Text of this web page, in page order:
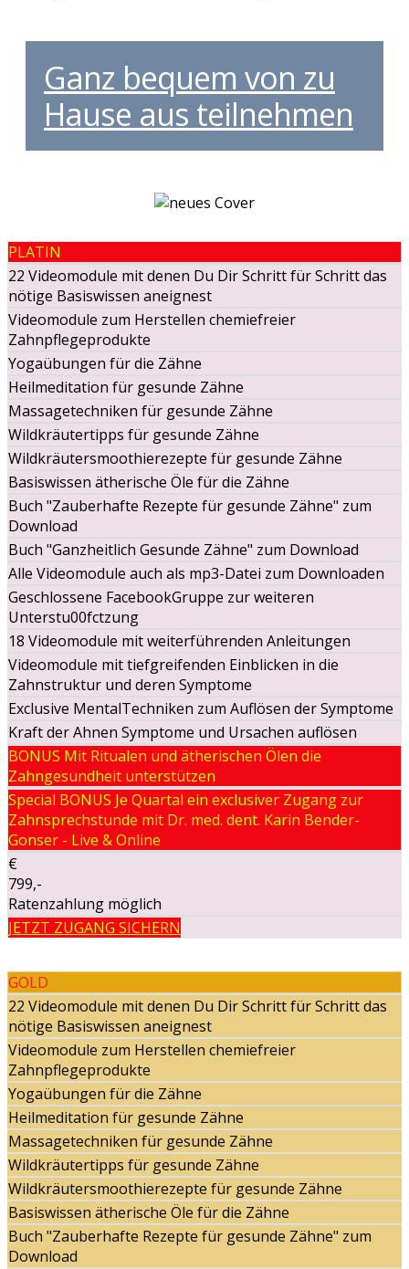
Ganz bequem von zu
Hause aus teilnehmen
PLATIN
22 Videomodule mit denen Du Dir Schritt für Schritt das
nötige Basiswissen aneignest
Videomodule zum Herstellen chemiefreier
Zahnpflegeprodukte
Yogaübungen für die Zähne
Heilmeditation für gesunde Zähne
Massagetechniken für gesunde Zähne
Wildkräutertipps für gesunde Zähne
Wildkräutersmoothierezepte für gesunde Zähne
Basiswissen ätherische Öle für die Zähne
Buch "Zauberhafte Rezepte für gesunde Zähne" zum
Download
Buch "Ganzheitlich Gesunde Zähne" zum Download
Alle Videomodule auch als mp3-Datei zum Downloaden
Geschlossene FacebookGruppe zur weiteren
Unterstu00fctzung
18 Videomodule mit weiterführenden Anleitungen
Videomodule mit tiefgreifenden Einblicken in die
Zahnstruktur und deren Symptome
Exclusive MentalTechniken zum Auflösen der Symptome
Kraft der Ahnen Symptome und Ursachen auflösen
BONUS Mit Ritualen und ätherischen Ölen die
Zahngesundheit unterstützen
Special BONUS Je Quartal ein exclusiver Zugang zur
Zahnsprechstunde mit Dr. med. dent. Karin Bender-
Gonser - Live & Online
€
799,-
Ratenzahlung möglich
JETZT ZUGANG SICHERN
GOLD
22 Videomodule mit denen Du Dir Schritt für Schritt das
nötige Basiswissen aneignest
Videomodule zum Herstellen chemiefreier
Zahnpflegeprodukte
Yogaübungen für die Zähne
Heilmeditation für gesunde Zähne
Massagetechniken für gesunde Zähne
Wildkräutertipps für gesunde Zähne
Wildkräutersmoothierezepte für gesunde Zähne
Basiswissen ätherische Öle für die Zähne
Buch "Zauberhafte Rezepte für gesunde Zähne" zum
Download